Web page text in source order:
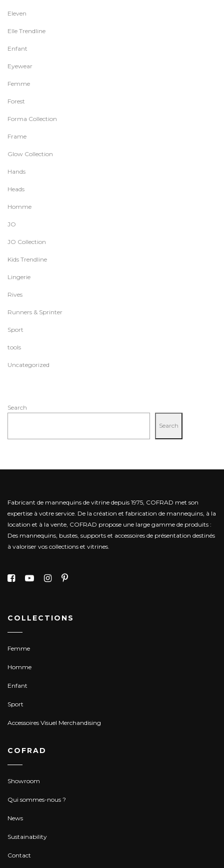
Eleven
Elle Trendline
Enfant
Eyewear
Femme
Forest
Forma Collection
Frame
Glow Collection
Hands
Heads
Homme
JO
JO Collection
Kids Trendline
Lingerie
Rives
Runners & Sprinter
Sport
tools
Uncategorized
Search
Search
Fabricant de mannequins de vitrine depuis 1975, COFRAD met son
expertise à votre service. De la création et fabrication de mannequins, à la
location et à la vente, COFRAD propose une large gamme de produits :
Des mannequins, bustes, supports et accessoires de présentation destinés
à valoriser vos collections et vitrines.
COLLECTIONS
Femme
Homme
Enfant
Sport
Accessoires Visuel Merchandising
COFRAD
Showroom
Qui sommes-nous ?
News
Sustainability
Contact